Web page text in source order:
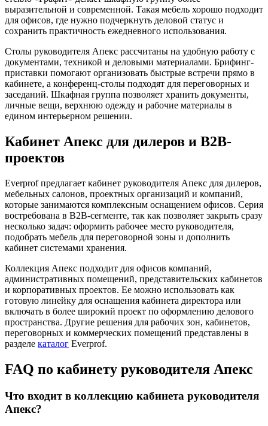
выразительной и современной. Такая мебель хорошо подходит
для офисов, где нужно подчеркнуть деловой статус и
сохранить практичность ежедневного использования.
Столы руководителя Апекс рассчитаны на удобную работу с
документами, техникой и деловыми материалами. Брифинг-
приставки помогают организовать быстрые встречи прямо в
кабинете, а конференц-столы подходят для переговорных и
заседаний. Шкафная группа позволяет хранить документы,
личные вещи, верхнюю одежду и рабочие материалы в
едином интерьерном решении.
Кабинет Апекс для дилеров и B2B-
проектов
Everprof предлагает кабинет руководителя Апекс для дилеров,
мебельных салонов, проектных организаций и компаний,
которые занимаются комплексным оснащением офисов. Серия
востребована в B2B-сегменте, так как позволяет закрыть сразу
несколько задач: оформить рабочее место руководителя,
подобрать мебель для переговорной зоны и дополнить
кабинет системами хранения.
Коллекция Апекс подходит для офисов компаний,
административных помещений, представительских кабинетов
и корпоративных проектов. Ее можно использовать как
готовую линейку для оснащения кабинета директора или
включать в более широкий проект по оформлению делового
пространства. Другие решения для рабочих зон, кабинетов,
переговорных и коммерческих помещений представлены в
разделе каталог Everprof.
FAQ по кабинету руководителя Апекс
Что входит в коллекцию кабинета руководителя
Апекс?